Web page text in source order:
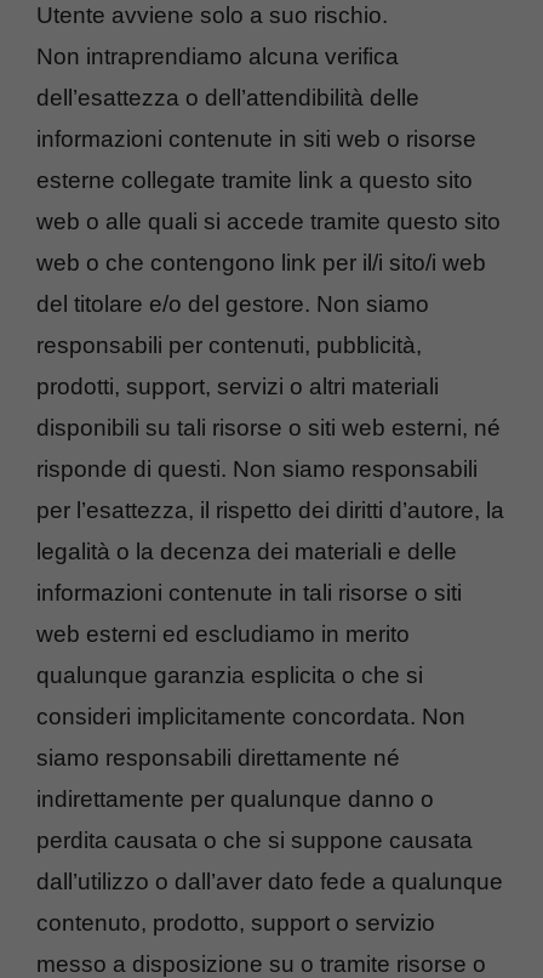
Utente avviene solo a suo rischio.
Non intraprendiamo alcuna verifica
dell’esattezza o dell’attendibilità delle
informazioni contenute in siti web o risorse
esterne collegate tramite link a questo sito
web o alle quali si accede tramite questo sito
web o che contengono link per il/i sito/i web
del titolare e/o del gestore. Non siamo
responsabili per contenuti, pubblicità,
prodotti, support, servizi o altri materiali
disponibili su tali risorse o siti web esterni, né
risponde di questi. Non siamo responsabili
per l’esattezza, il rispetto dei diritti d’autore, la
legalità o la decenza dei materiali e delle
informazioni contenute in tali risorse o siti
web esterni ed escludiamo in merito
qualunque garanzia esplicita o che si
consideri implicitamente concordata. Non
siamo responsabili direttamente né
indirettamente per qualunque danno o
perdita causata o che si suppone causata
dall’utilizzo o dall’aver dato fede a qualunque
contenuto, prodotto, support o servizio
messo a disposizione su o tramite risorse o